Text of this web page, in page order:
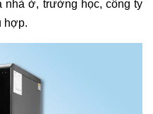
nhà ở, trường học, công ty
hợp.